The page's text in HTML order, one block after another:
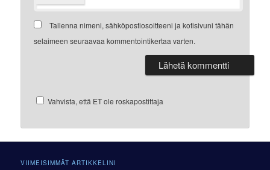
Tallenna nimeni, sähköpostiosoitteeni ja kotisivuni tähän
selaimeen seuraavaa kommentointikertaa varten.
Vahvista, että ET ole roskapostittaja
VIIMEISIMMÄT ARTIKKELINI